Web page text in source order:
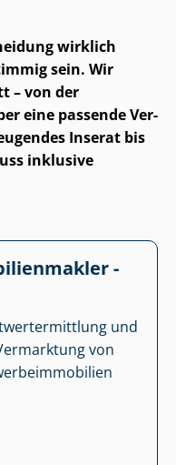
wirklich
sein. Wir
– von der
eine passende Ver­
Inserat bis
inklusive
-
und
von